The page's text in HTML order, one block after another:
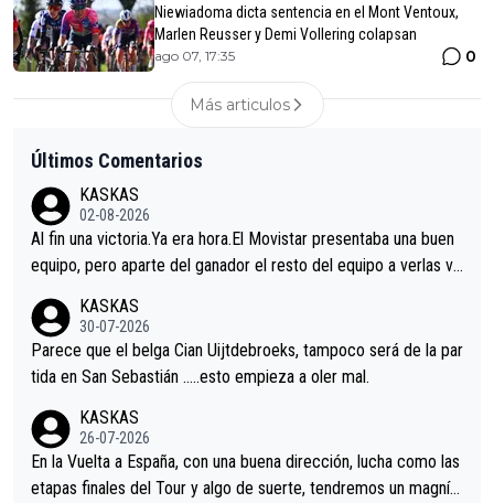
Niewiadoma dicta sentencia en el Mont Ventoux,
Marlen Reusser y Demi Vollering colapsan
ago 07, 17:35 0
Más articulos
Últimos Comentarios
KASKAS
02-08-2026
Al fin una victoria.Ya era hora.El Movistar presentaba una buen
equipo, pero aparte del ganador el resto del equipo a verlas ve
s.La única buena noticia es la mejoría de Enric Más en San Seb
astian.Si en la Vuelta a Burgos sigue la mejoría, podríamos ten
er alguna sorpresa en la Vuelta.Ojalá.
KASKAS
30-07-2026
Parece que el belga Cian Uijtdebroeks, tampoco será de la par
tida en San Sebastián …..esto empieza a oler mal.
KASKAS
26-07-2026
En la Vuelta a España, con una buena dirección, lucha como las
etapas finales del Tour y algo de suerte, tendremos un magnífi